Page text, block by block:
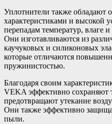
Уплотнители также обладают
характеристиками и высокой
перепадам температур, влаге
Они изготавливаются из
каучуковых и силиконовых
которые отличаются
пружинистостью.
Благодаря своим
VEKA эффективно сохраняют
предотвращают утекание
Они также эффективно
пыли.